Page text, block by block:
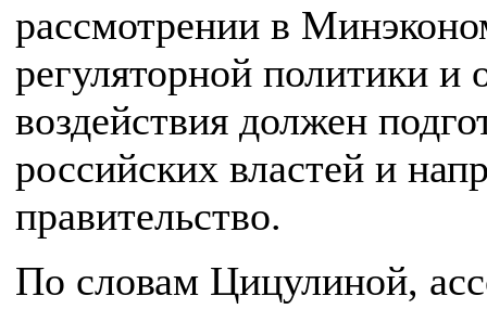
рассмотрении в
регуляторной политики
воздействия должен
российских властей и
правительство.
По словам Цицулиной,